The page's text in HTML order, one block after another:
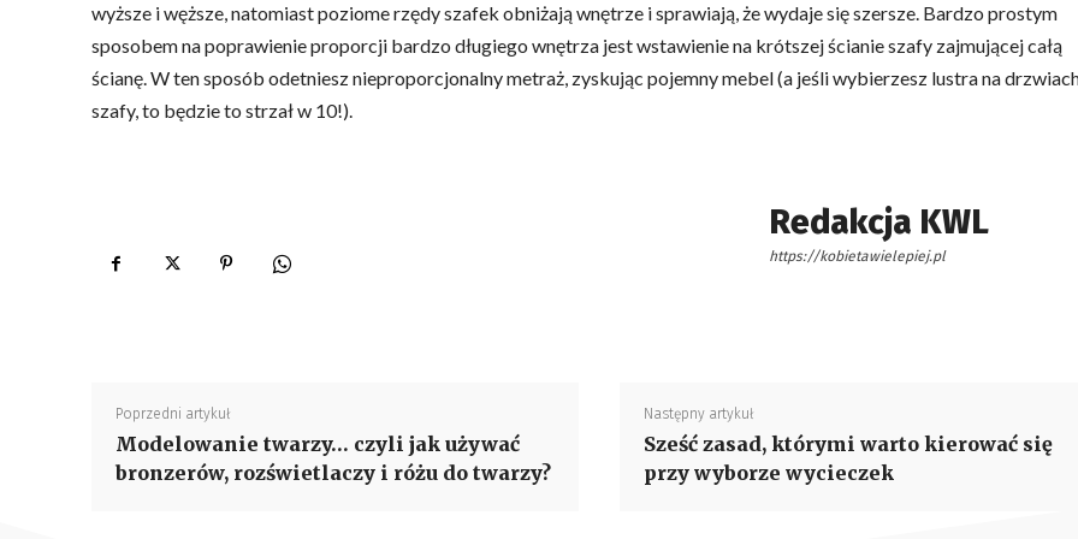
wyższe i węższe, natomiast poziome rzędy szafek obniżają wnętrze i sprawiają, że wydaje się szersze. Bardzo prostym
sposobem na poprawienie proporcji bardzo długiego wnętrza jest wstawienie na krótszej ścianie szafy zajmującej całą
ścianę. W ten sposób odetniesz nieproporcjonalny metraż, zyskując pojemny mebel (a jeśli wybierzesz lustra na
szafy, to będzie to strzał w 10!).
Redakcja KWL
https://kobietawielepiej.pl
Poprzedni artykuł
Modelowanie twarzy… czyli jak używać
bronzerów, rozświetlaczy i różu do twarzy?
Następny artykuł
Sześć zasad, którymi warto kierować się
przy wyborze wycieczek